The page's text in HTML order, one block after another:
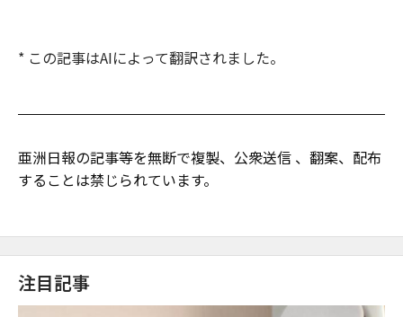
* この記事はAIによって翻訳されました。
亜洲日報の記事等を無断で複製、公衆送信 、翻案、配布
することは禁じられています。
注目記事